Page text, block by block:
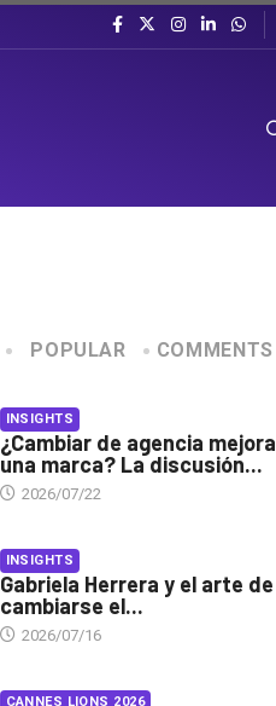
POPULAR COMMENTS
INSIGHTS
¿Cambiar de agencia mejora
una marca? La discusión...
2026/07/22
INSIGHTS
Gabriela Herrera y el arte de
cambiarse el...
2026/07/16
CANNES LIONS 2026